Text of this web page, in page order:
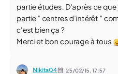
partie études. D'après ce que
partie " centres d’intérêt "
c'est bien ça ?
Merci et bon courage à tous
Nikita04 25/02/15, 17:57